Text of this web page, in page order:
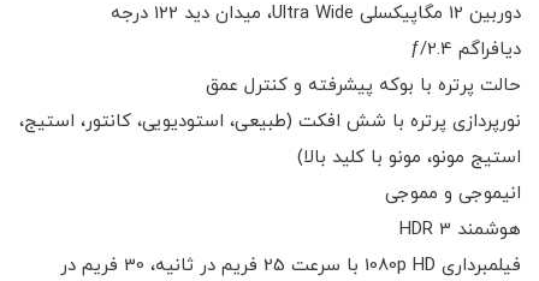
دوربین 12 مگاپیکسلی Ultra Wide، میدان دید 122 درجه
دیافراگم ƒ/2.4
حالت پرتره با بوکه پیشرفته و کنترل عمق
نورپردازی پرتره با شش افکت (طبیعی، استودیویی، کانتور، استیج،
استیج مونو، مونو با کلید بالا)
انیموجی و مموجی
هوشمند HDR 3
فیلمبرداری 1080p HD با سرعت 25 فریم در ثانیه، 30 فریم در